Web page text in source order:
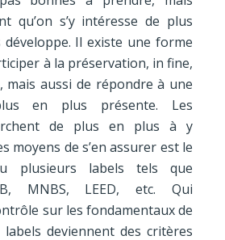
qu’on s’y intéresse de plus
développe. Il existe une forme
à la préservation, in fine,
mais aussi de répondre à une
en plus présente. Les
de plus en plus à y
moyens de s’en assurer est le
plusieurs labels tels que
MNBS, LEED, etc. Qui
sur les fondamentaux de
labels deviennent des critères